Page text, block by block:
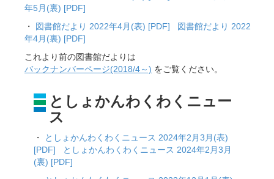
年5月(裏) [PDF]
・
図書館だより 2022年4月(表) [PDF]
図書館だより 2022
年4月(裏) [PDF]
これより前の図書館だよりは
バックナンバーページ(2018/4～) をご覧ください。
としょかんわくわくニュー
ス
・
としょかんわくわくニュース 2024年2月3月(表)
[PDF]
としょかんわくわくニュース 2024年2月3月
(裏) [PDF]